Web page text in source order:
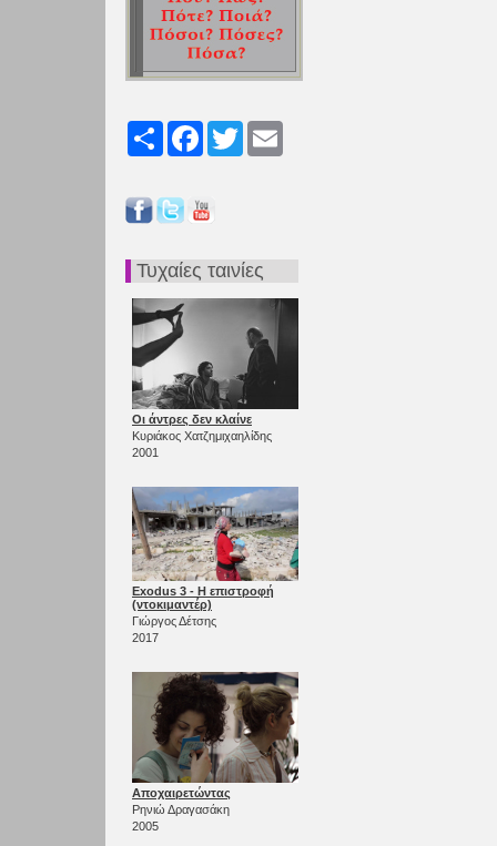
Share FacebookTwitter
Τυχαίες ταινίες
Οι άντρες δεν κλαίνε
Κυριάκος Χατζημιχαηλίδης
2001
Exodus 3 - Η επιστροφή
(ντοκιμαντέρ)
Γιώργος Δέτσης
2017
Αποχαιρετώντας
Ρηνιώ Δραγασάκη
2005